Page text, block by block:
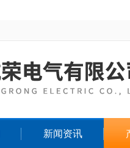
新闻资讯